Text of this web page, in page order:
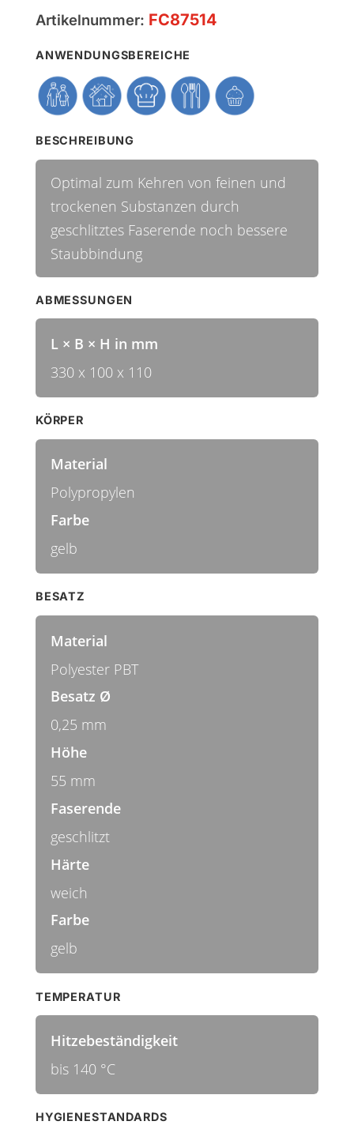
Artikelnummer: FC87514
ANWENDUNGSBEREICHE
BESCHREIBUNG
Optimal zum Kehren von feinen und
trockenen Substanzen durch
geschlitztes Faserende noch bessere
Staubbindung
ABMESSUNGEN
L × B × H in mm
330 x 100 x 110
KÖRPER
Material
Polypropylen
Farbe
gelb
BESATZ
Material
Polyester PBT
Besatz Ø
0,25 mm
Höhe
55 mm
Faserende
geschlitzt
Härte
weich
Farbe
gelb
TEMPERATUR
Hitzebeständigkeit
bis 140 °C
HYGIENESTANDARDS